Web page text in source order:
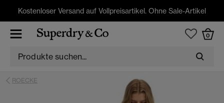
Kostenloser Versand auf Vollpreisartikel. Ohne Sale-Artikel
0
ROECKE